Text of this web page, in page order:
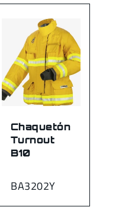
BA3202Y
Chaquetón
Turnout
B10